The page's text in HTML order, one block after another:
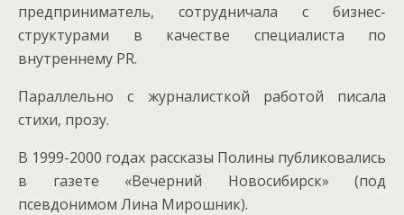
предприниматель, сотрудничала с бизнес-
структурами в качестве специалиста по
внутреннему PR.
Параллельно с журналисткой работой писала
стихи, прозу.
В 1999-2000 годах рассказы Полины публиковались
в газете «Вечерний Новосибирск» (под
псевдонимом Лина Мирошник).